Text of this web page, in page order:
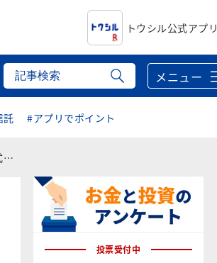
トウシル公式アプリ
メニュー
託 #アプリでポイント
投票受付中